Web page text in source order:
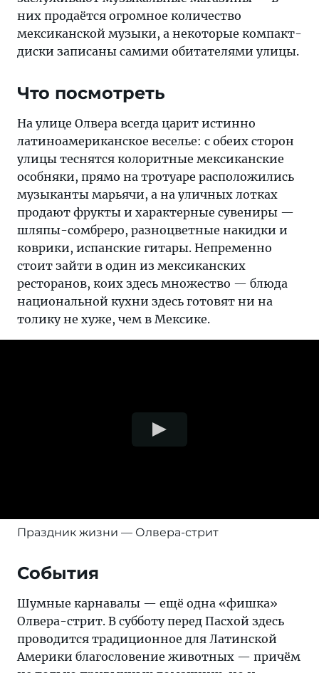
них продаётся огромное количество
мексиканской музыки, а некоторые компакт-
диски записаны самими обитателями улицы.
Что посмотреть
На улице Олвера всегда царит истинно
латиноамериканское веселье: с обеих сторон
улицы теснятся колоритные мексиканские
особняки, прямо на тротуаре расположились
музыканты марьячи, а на уличных лотках
продают фрукты и характерные сувениры —
шляпы-сомбреро, разноцветные накидки и
коврики, испанские гитары. Непременно
стоит зайти в один из мексиканских
ресторанов, коих здесь множество — блюда
национальной кухни здесь готовят ни на
толику не хуже, чем в Мексике.
Праздник жизни — Олвера-стрит
События
Шумные карнавалы — ещё одна «фишка»
Олвера-стрит. В субботу перед Пасхой здесь
проводится традиционное для Латинской
Америки благословение животных — причём